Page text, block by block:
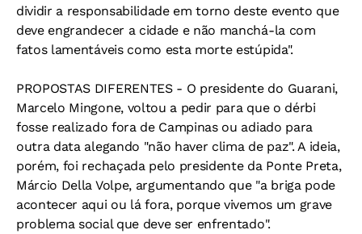
dividir a responsabilidade em torno deste evento que
deve engrandecer a cidade e não manchá-la com
fatos lamentáveis como esta morte estúpida".
PROPOSTAS DIFERENTES - O presidente do Guarani,
Marcelo Mingone, voltou a pedir para que o dérbi
fosse realizado fora de Campinas ou adiado para
outra data alegando "não haver clima de paz". A ideia,
porém, foi rechaçada pelo presidente da Ponte Preta,
Márcio Della Volpe, argumentando que "a briga pode
acontecer aqui ou lá fora, porque vivemos um grave
problema social que deve ser enfrentado".